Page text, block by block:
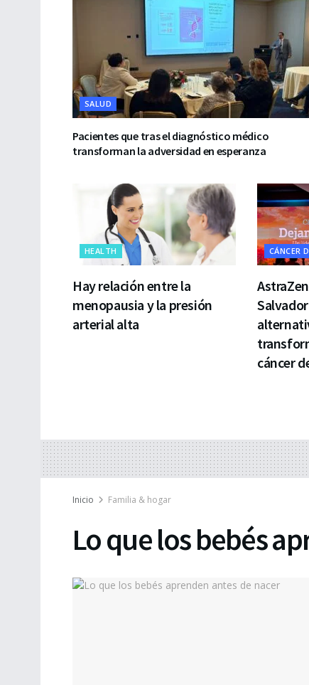
SALUD
Pacientes que tras el diagnóstico médico
transforman la adversidad en esperanza
HEALTH
Hay relación entre la
menopausia y la presión
arterial alta
CÁNCER
cáncer
Inicio Familia & hogar
Lo que los bebés